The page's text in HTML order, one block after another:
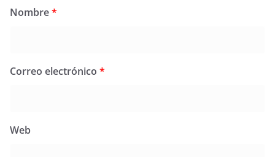
Nombre*
Correo electrónico *
Web